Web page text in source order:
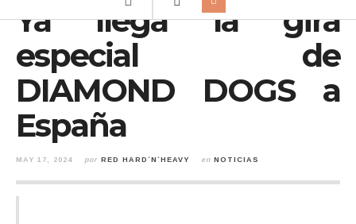
Ya llega la gira
especial de
DIAMOND DOGS a
España
MAY 17, 2024 por RED HARD´N´HEAVY en NOTICIAS